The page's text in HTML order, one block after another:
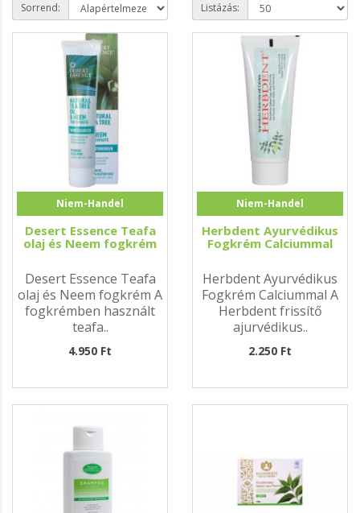
Sorrend: Listázás:
Niem-Handel
Desert Essence Teafa
olaj és Neem fogkrém
Desert Essence Teafa
olaj és Neem fogkrém A
fogkrémben használt
teafa..
4.950 Ft
Niem-Handel
Herbdent Ayurvédikus
Fogkrém Calciummal
Herbdent Ayurvédikus
Fogkrém Calciummal A
Herbdent frissítő
ajurvédikus..
2.250 Ft